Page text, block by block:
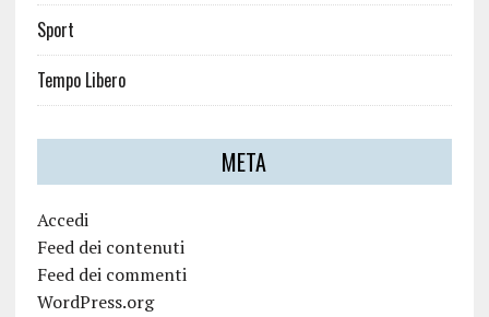
Sport
Tempo Libero
META
Accedi
Feed dei contenuti
Feed dei commenti
WordPress.org